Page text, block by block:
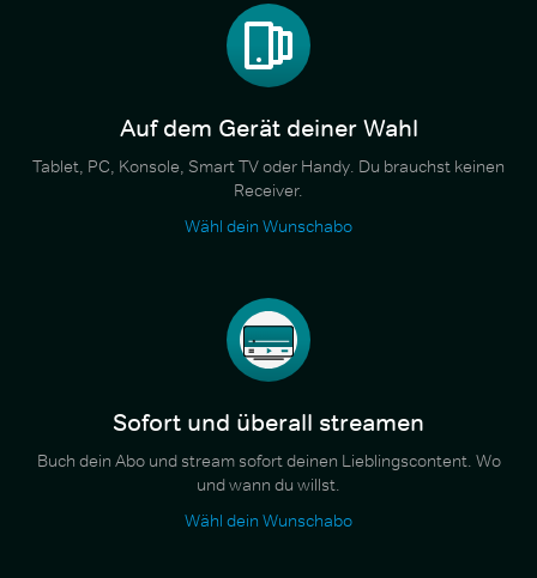
Auf dem Gerät deiner Wahl
Tablet, PC, Konsole, Smart TV oder Handy. Du brauchst keinen
Receiver.
Wähl dein Wunschabo
Sofort und überall streamen
Buch dein Abo und stream sofort deinen Lieblingscontent. Wo
und wann du willst.
Wähl dein Wunschabo